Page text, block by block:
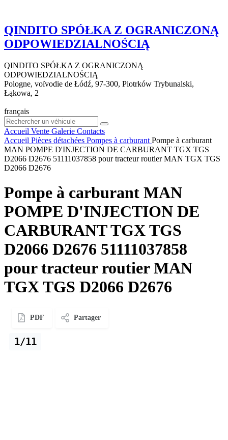
QINDITO SPÓŁKA Z OGRANICZONĄ
ODPOWIEDZIALNOŚCIĄ
QINDITO SPÓŁKA Z OGRANICZONĄ
ODPOWIEDZIALNOŚCIĄ
Pologne, voïvodie de Łódź, 97-300, Piotrków Trybunalski,
Łąkowa, 2
français
Accueil Vente Galerie Contacts
Accueil Pièces détachées Pompes à carburant Pompe à carburant
MAN POMPE D'INJECTION DE CARBURANT TGX TGS
D2066 D2676 51111037858 pour tracteur routier MAN TGX TGS
D2066 D2676
Pompe à carburant MAN
POMPE D'INJECTION DE
CARBURANT TGX TGS
D2066 D2676 51111037858
pour tracteur routier MAN
TGX TGS D2066 D2676
PDF Partager
1/11